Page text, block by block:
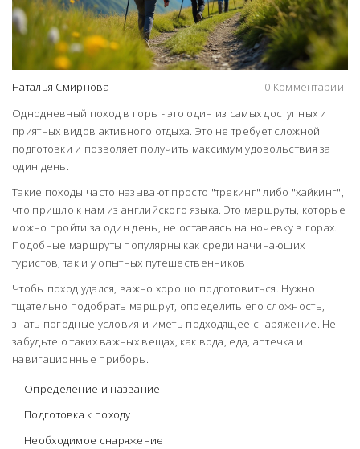
Наталья Смирнова
0 Комментарии
Однодневный поход в горы - это один из самых доступных и
приятных видов активного отдыха. Это не требует сложной
подготовки и позволяет получить максимум удовольствия за
один день.
Такие походы часто называют просто "трекинг" либо "хайкинг",
что пришло к нам из английского языка. Это маршруты, которые
можно пройти за один день, не оставаясь на ночевку в горах.
Подобные маршруты популярны как среди начинающих
туристов, так и у опытных путешественников.
Чтобы поход удался, важно хорошо подготовиться. Нужно
тщательно подобрать маршрут, определить его сложность,
знать погодные условия и иметь подходящее снаряжение. Не
забудьте о таких важных вещах, как вода, еда, аптечка и
навигационные приборы.
Определение и название
Подготовка к походу
Необходимое снаряжение